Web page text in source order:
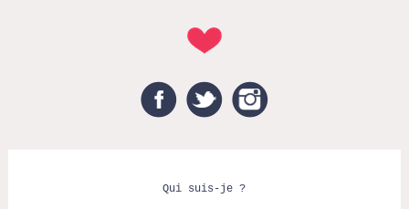
FacebookTwitter
Qui suis-je ?